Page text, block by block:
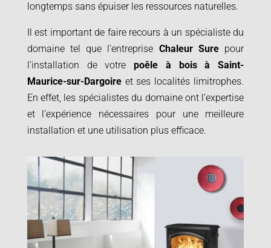
longtemps sans épuiser les ressources naturelles.
Il est important de faire recours à un spécialiste du
domaine tel que l’entreprise Chaleur Surepour
l’installation de votrepoêle à bois à
Saint-
Maurice-sur-Dargoireet ses localités limitrophes.
En effet, les spécialistes du domaine ont l’expertise
et l’expérience nécessaires pour une meilleure
installation et une utilisation plus efficace.